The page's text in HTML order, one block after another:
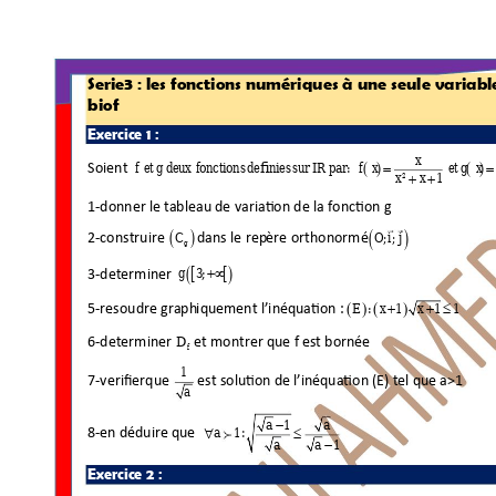
Serie3 : les fonctions numériques à une seule
biof
Exercice 1 :
Soient    
2 1
x
f et gdeux fonctionsdefiniessurIR par f x et g x
xx


1-donner le tableau de variation de la fonction g
2-construire  
g
C dans le repère orthonormé 
;;
O i j
3-determiner  
 
3;
g
5-resoudre graphiquement l ’inéquation :    
: 1 1 1
E x x
  
6-determiner f
D et montrer que f est bornée
7-verifierque
1
a
est solution de ’inéquation (E) tel que a>1
8-en déduire que 1
1:
1
aa
a
aa



Exercice 2 :